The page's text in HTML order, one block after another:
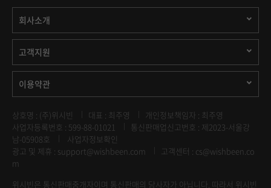
회사소개
고객지원
이용약관
상호명 : (주)위시빈 대표 : 최주영
개인정보책임자 : 최주영
사업자등록번호 : 599-88-01021
통신판매업신고번호 : 제2023-서울강
남-05908호
사업자정보확인
광고 및 제휴 : support@wishbeen.com
고객센터 : cs@wishbeen.co
m
위시빈은 통신판매중개자이며 통신판매의 당사자가 아닙니다. 따라서 위시빈